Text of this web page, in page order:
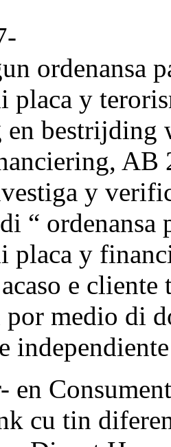
ordenansa
placa y
bestrijding
AB
y
“ ordenansa
placa y
e
por medio di
en
cu tin